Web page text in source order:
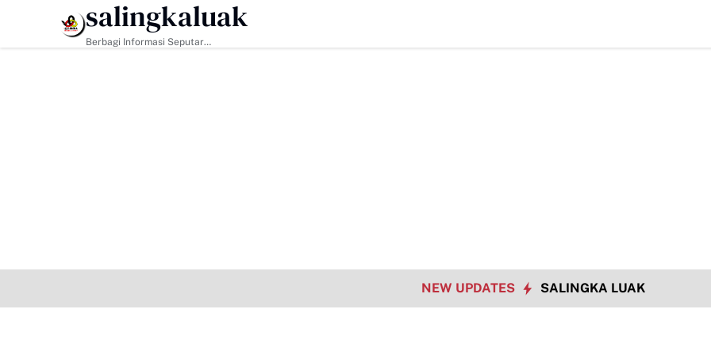
HEADLINE Hadapi Tantangan Era
salingkaluak
Berbagi Informasi Seputar
NEW UPDATES SALINGKA LUAK